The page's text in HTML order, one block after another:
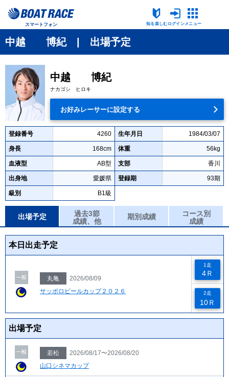
スマートフォン 知る楽しむ ログインメニュー
中越 博紀 | 出場予定
中越 博紀
ナカゴシ ヒロキ
お好みレーサーに設定する
登録番号 4260 生年月日 1984/03/07
身長 168cm 体重 56kg
血液型 AB型 支部 香川
出身地 愛媛県 登録期 93期
級別 B1級
出場予定
過去3節
成績、他
期別成績
コース別
成績
本日出走予定
丸亀
2026/08/09
サッポロビールカップ２０２６
1走
4Ｒ
2走
10Ｒ
出場予定
若松
2026/08/17〜2026/08/20
山口シネマカップ